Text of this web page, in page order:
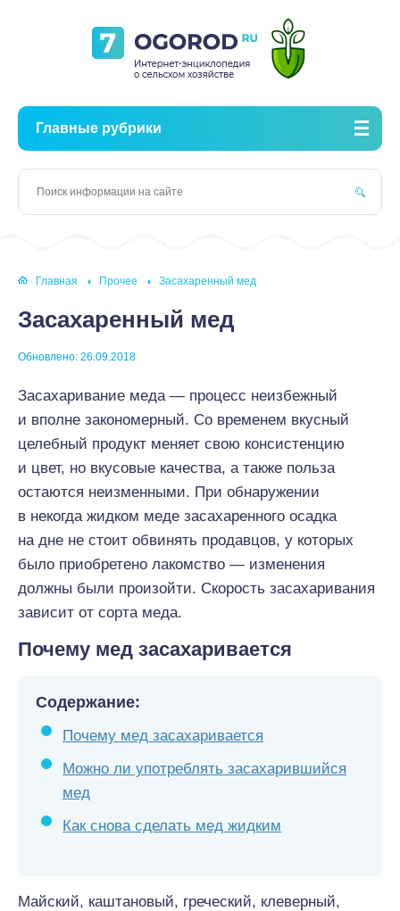
Главные рубрики
Главная Прочее Засахаренный мед
Засахаренный мед
Обновлено: 26.09.2018
Засахаривание меда — процесс неизбежный
и вполне закономерный. Со временем вкусный
целебный продукт меняет свою консистенцию
и цвет, но вкусовые качества, а также польза
остаются неизменными. При обнаружении
в некогда жидком меде засахаренного осадка
на дне не стоит обвинять продавцов, у которых
было приобретено лакомство — изменения
должны были произойти. Скорость засахаривания
зависит от сорта меда.
Почему мед засахаривается
Содержание:
Почему мед засахаривается
Можно ли употреблять засахарившийся
мед
Как снова сделать мед жидким
Майский, каштановый, греческий, клеверный,